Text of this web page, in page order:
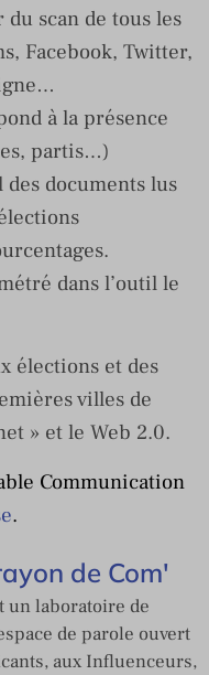
scan de tous les
Facebook, Twitter,
à la présence
partis…)
documents lus
dans l’outil le
élections et des
villes de
» et le Web 2.0.
Communication
.
de Com'
un laboratoire de
de parole ouvert
aux Influenceurs,